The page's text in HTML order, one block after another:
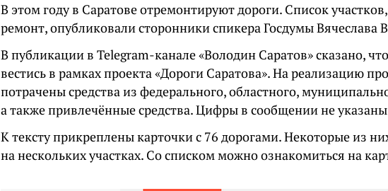
В этом году в Саратове отремонтируют дороги. Список участков,
ремонт, опубликовали сторонники спикера Госдумы Вячеслава
В публикации в Telegram-канале «Володин Саратов» сказано,
вестись в рамках проекта «Дороги Саратова». На реализацию
потрачены средства из федерального, областного,
а также привлечённые средства. Цифры в сообщении не
К тексту прикреплены карточки с 76 дорогами. Некоторые из
на нескольких участках. Со списком можно ознакомиться на